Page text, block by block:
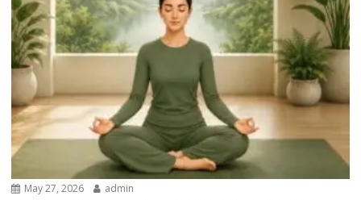
May 27, 2026 admin